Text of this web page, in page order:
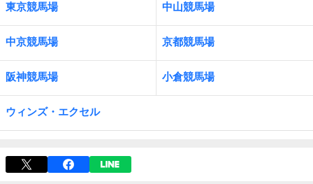
東京競馬場 中山競馬場
中京競馬場 京都競馬場
阪神競馬場 小倉競馬場
ウィンズ・エクセル